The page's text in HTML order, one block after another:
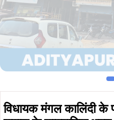
विधायक मंगल कालिंदी के